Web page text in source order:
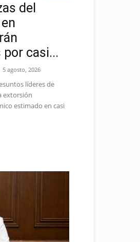
del
casi...
5 agosto, 2026
líderes de
extorsión
estimado en casi